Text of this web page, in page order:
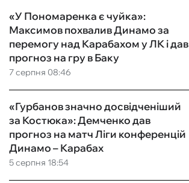
7 серпня 08:46
«У Пономаренка є чуйка»:
Максимов похвалив Динамо за
перемогу над Карабахом у ЛК і дав
прогноз на гру в Баку
5 серпня 18:54
«Гурбанов значно досвідченіший
за Костюка»: Демченко дав
прогноз на матч Ліги конференцій
Динамо – Карабах